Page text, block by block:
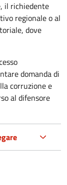
il richiedente
regionale o al
dove
domanda di
corruzione e
al difensore